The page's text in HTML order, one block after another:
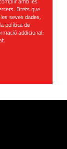
Drets que
seves dades,
política de
addicional:
.